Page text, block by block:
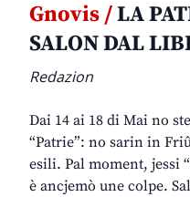
Gnovis /LA
SALON DAL
Redazion
Dai 14 ai 18 di Mai no
“Patrie”: no sarin in
esili. Pal moment, jessi
è ancjemò une colpe.